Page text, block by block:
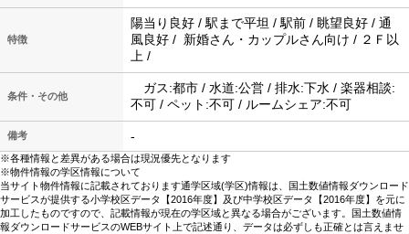
特徴
陽当り良好 / 駅まで平坦 / 駅前 / 眺望良好 / 通
風良好 / 新婚さん・カップルさん向け / ２Ｆ以
上 /
条件・その他
ガス:都市 / 水道:公営 / 排水:下水 / 楽器相談:
不可 / ペット:不可 / ルームシェア:不可
備考 -
※各種情報と差異がある場合は現況優先となります
※物件情報の学区情報について
当サイト物件情報に記載されております通学区域(学区)情報は、国土数値情報ダウンロード
サービスが提供する小学校区データ【2016年度】及び中学校区データ【2016年度】を元に
加工したものですので、記載情報が現在の学区域と異なる場合がございます。国土数値情
報ダウンロードサービスのWEBサイト上で記述通り、データは必ずしも正確とは言えませ